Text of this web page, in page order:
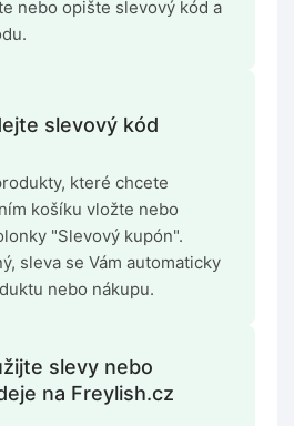
nebo opište slevový kód a
slevový kód
které chcete
košíku vložte nebo
"Slevový kupón".
sleva se Vám automaticky
nebo nákupu.
slevy nebo
na Freylish.cz